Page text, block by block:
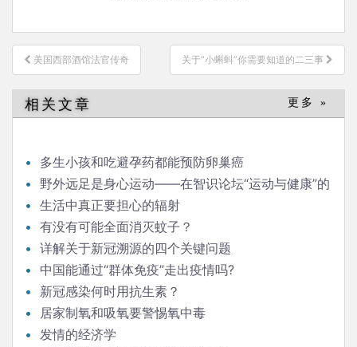
文
章
导
航
美国西部酒馆法官传奇 关于“小蝌蚪”你需要知道的二三事
相关文章 更多 »
多生小孩和吃避孕药都能预防卵巢癌
野外远足是身心运动——在智识论坛“运动与健康”的
发言生活中真正要担心的辐射
有没有可能全面消灭蚊子？
详解关于新冠溯源的四个关键问题
中国能通过“群体免疫”走出疫情吗?
新冠感染何时用抗生素？
居家制氧和吸氧要警惕氧中毒
发情的经济学